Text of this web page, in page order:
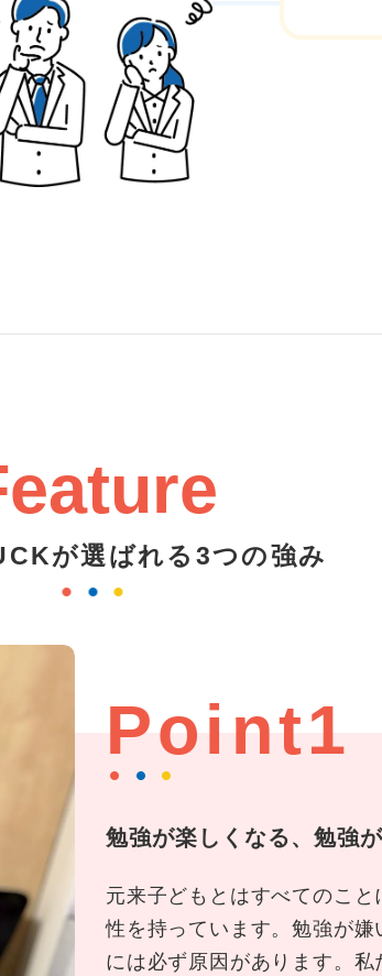
が選ばれる3つの強み
Point1
勉強が楽しくなる、勉強
元来子どもとはすべてのこ
性を持っています。勉強が
には必ず原因があります。